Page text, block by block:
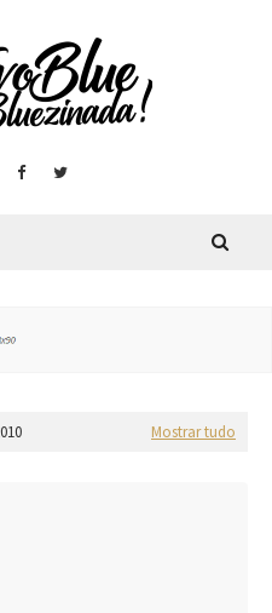
Mostrar tudo